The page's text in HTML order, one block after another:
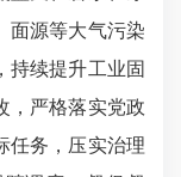
面源等大气污染
持续提升工业固
，严格落实党政
任务，压实治理